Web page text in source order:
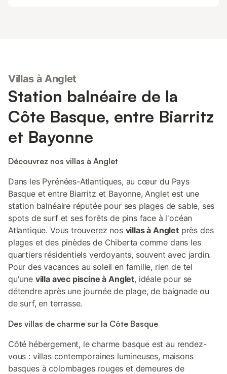
Villas à Anglet
Station balnéaire de la
Côte Basque, entre Biarritz
et Bayonne
Découvrez nos villas à Anglet
Dans les Pyrénées-Atlantiques, au cœur du Pays
Basque et entre Biarritz et Bayonne, Anglet est une
station balnéaire réputée pour ses plages de sable, ses
spots de surf et ses forêts de pins face à l'océan
Atlantique. Vous trouverez nos villas à Angletprès des
plages et des pinèdes de Chiberta comme dans les
quartiers résidentiels verdoyants, souvent avec jardin.
Pour des vacances au soleil en famille, rien de tel
qu'une villa avec piscine à Anglet, idéale pour se
détendre après une journée de plage, de baignade ou
de surf, en terrasse.
Des villas de charme sur la Côte Basque
Côté hébergement, le charme basque est au rendez-
vous : villas contemporaines lumineuses, maisons
basques à colombages rouges et demeures de